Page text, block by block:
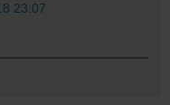
23:07